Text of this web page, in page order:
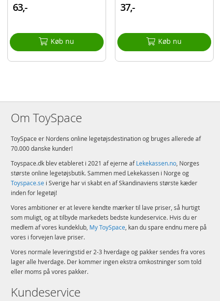
63,-
Køb nu
37,-
Køb nu
Om ToySpace
ToySpace er Nordens online legetøjsdestination og bruges allerede af
70.000 danske kunder!
Toyspace.dk blev etableret i 2021 af ejerne afLekekassen.no, Norges
største online legetøjsbutik. Sammen med Lekekassen i Norge og
Toyspace.se i Sverige har vi skabt en af Skandinaviens største kæder
inden for legetøj!
Vores ambitioner er at levere kendte mærker til lave priser, så hurtigt
som muligt, og at tilbyde markedets bedste kundeservice. Hvis du er
medlem af vores kundeklub, My ToySpace, kan du spare endnu mere på
vores i forvejen lave priser.
Vores normale leveringstid er 2-3 hverdage og pakker sendes fra vores
lager alle hverdage. Der kommer ingen ekstra omkostninger som told
eller moms på vores pakker.
Kundeservice